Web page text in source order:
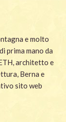
e molto
prima mano da
architetto e
Berna e
sito web